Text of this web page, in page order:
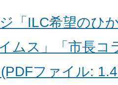
「ILC希望のひ
ムス」「市長コ
ファイル: